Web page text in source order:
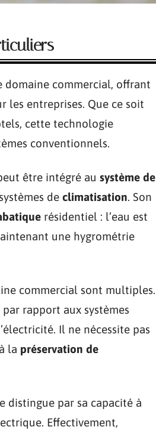
domaine commercial, offrant
les entreprises. Que ce soit
cette technologie
conventionnels.
être intégré au système de
de climatisation. Son
résidentiel : l’eau est
une hygrométrie
commercial sont multiples.
rapport aux systèmes
Il ne nécessite pas
la préservation de
distingue par sa capacité à
Effectivement,